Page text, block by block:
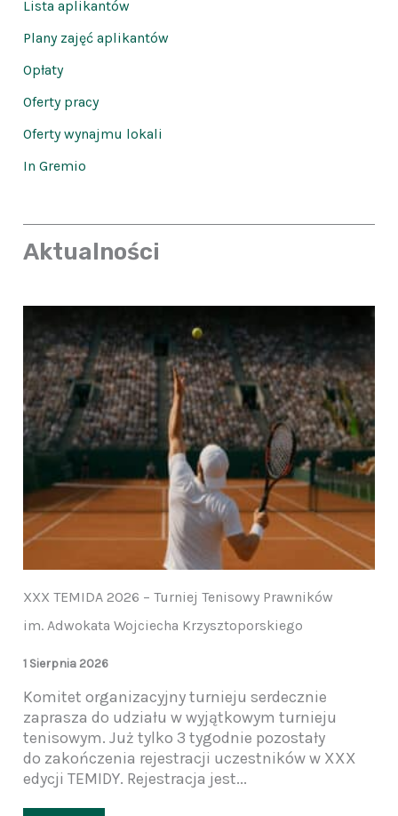
Lista aplikantów
Plany zajęć aplikantów
Opłaty
Oferty pracy
Oferty wynajmu lokali
In Gremio
Aktualności
XXX TEMIDA 2026 – Turniej Tenisowy Prawników
im. Adwokata Wojciecha Krzysztoporskiego
1 Sierpnia 2026
Komitet organizacyjny turnieju serdecznie
zaprasza do udziału w wyjątkowym turnieju
tenisowym. Już tylko 3 tygodnie pozostały
do zakończenia rejestracji uczestników w XXX
edycji TEMIDY. Rejestracja jest...